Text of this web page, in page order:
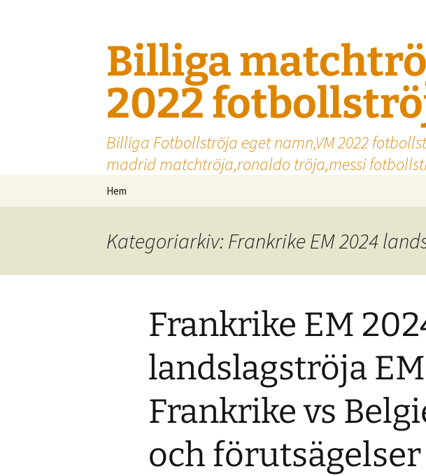
Billiga
2022
Billiga Fotbollströja eget namn,VM 2022
madrid matchtröja,ronaldo tröja,messi
Hem
Kategoriarkiv: Frankrike EM 2024
Frankrike EM
landslagströja
Frankrike vs
och förutsägelser